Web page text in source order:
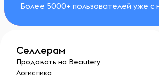
Более 5000+ пользователей уже с
Селлерам
Продавать на Beautery
Логистика